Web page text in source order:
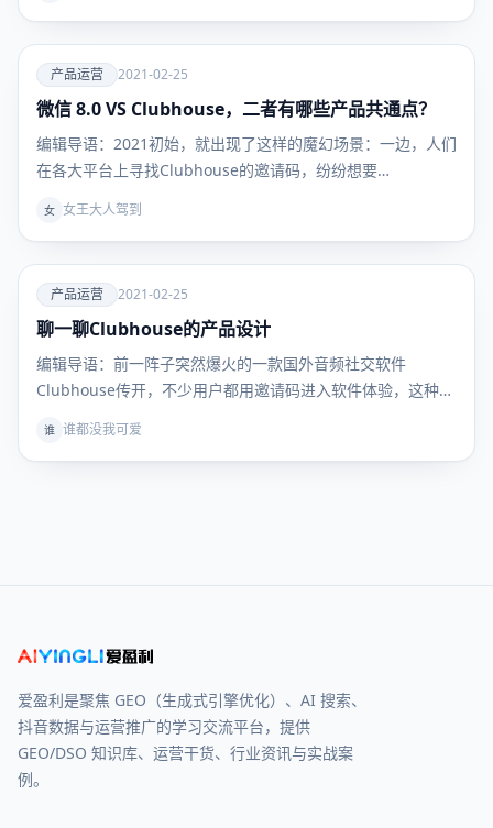
爱
产品运
营
产品运营 2021-02-25
微信 8.0 VS Clubhouse，二者有哪些产品共通点？
编辑导语：2021初始，就出现了这样的魔幻场景：一边，人们
在各大平台上寻找Clubhouse的邀请码，纷纷想要…
女 女王大人驾到
爱
产品运
产品运营 2021-02-25
聊一聊Clubhouse的产品设计
编辑导语：前一阵子突然爆火的一款国外音频社交软件
Clubhouse传开，不少用户都用邀请码进入软件体验，这种
谁 谁都没我可爱
爱盈利是聚焦 GEO（生成式引擎优化）、AI 搜索、
抖音数据与运营推广的学习交流平台，提供
GEO/DSO 知识库、运营干货、行业资讯与实战案
例。